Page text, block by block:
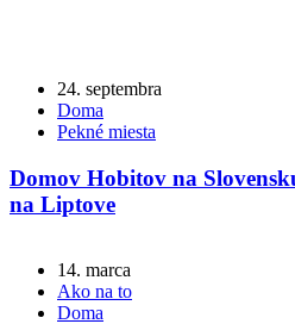
24. septembra
Doma
Pekné miesta
Domov Hobitov na
na Liptove
14. marca
Ako na to
Doma